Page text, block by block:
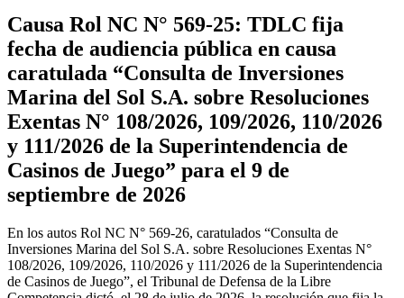
Causa Rol NC N° 569-25: TDLC fija
fecha de audiencia pública en causa
caratulada “Consulta de Inversiones
Marina del Sol S.A. sobre Resoluciones
Exentas N° 108/2026, 109/2026, 110/2026
y 111/2026 de la Superintendencia de
Casinos de Juego” para el 9 de
septiembre de 2026
En los autos Rol NC N° 569-26, caratulados “Consulta de
Inversiones Marina del Sol S.A. sobre Resoluciones Exentas N°
108/2026, 109/2026, 110/2026 y 111/2026 de la Superintendencia
de Casinos de Juego”, el Tribunal de Defensa de la Libre